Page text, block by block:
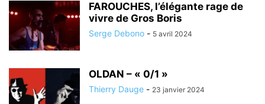
FAROUCHES, l’élégante rage de
vivre de Gros Boris
Serge Debono - 5 avril 2024
OLDAN – « 0/1 »
Thierry Dauge - 23 janvier 2024